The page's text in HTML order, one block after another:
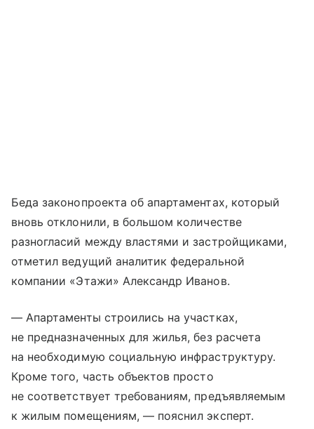
Беда законопроекта об апартаментах, который
вновь отклонили, в большом количестве
разногласий между властями и застройщиками,
отметил ведущий аналитик федеральной
компании «Этажи» Александр Иванов.
— Апартаменты строились на участках,
не предназначенных для жилья, без расчета
на необходимую социальную инфраструктуру.
Кроме того, часть объектов просто
не соответствует требованиям, предъявляемым
к жилым помещениям, — пояснил эксперт.